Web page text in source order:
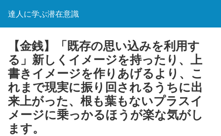
達人に学ぶ潜在意識
【金銭】「既存の思い込みを利用す
る」新しくイメージを持ったり、上
書きイメージを作りあげるより、こ
れまで現実に振り回されるうちに出
来上がった、根も葉もないプラスイ
メージに乗っかるほうが楽な気がし
ます。